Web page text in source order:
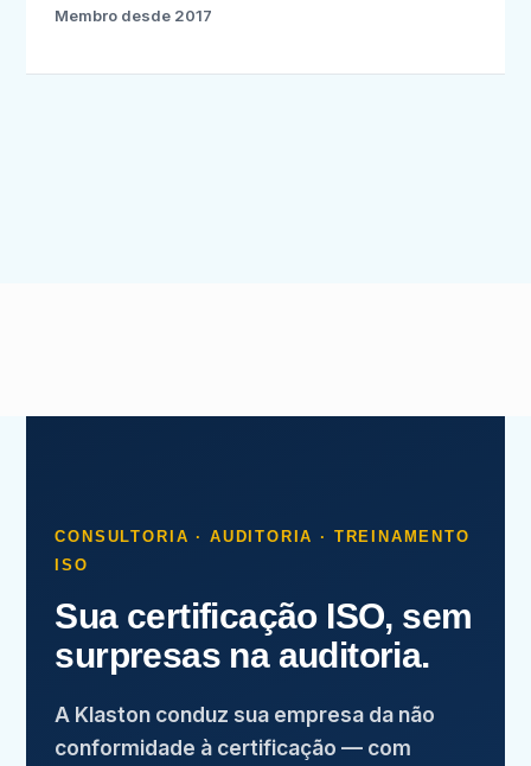
Membro desde 2017
CONSULTORIA · AUDITORIA · TREINAMENTO
ISO
Sua certificação ISO, sem
surpresas na auditoria.
A Klaston conduz sua empresa da não
conformidade à certificação — com